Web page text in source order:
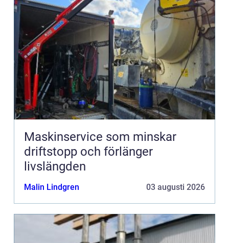
Maskinservice som minskar
driftstopp och förlänger
livslängden
Malin Lindgren 03 augusti 2026